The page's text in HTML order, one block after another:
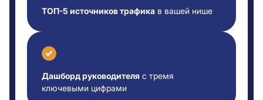
ТОП-5 источников трафика в вашей нише
Дашборд руководителя с тремя
ключевыми цифрами